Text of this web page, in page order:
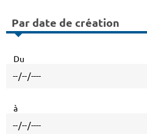
Par date de création
Du
à